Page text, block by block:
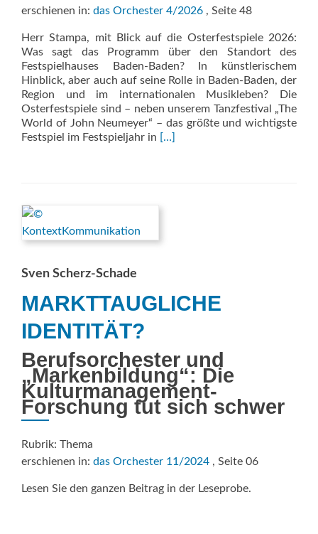
erschienen in: das Orchester 4/2026 , Seite 48
Herr Stampa, mit Blick auf die Osterfestspiele 2026:
Was sagt das Programm über den Standort des
Festspielhauses Baden-Baden? In künstlerischem
Hinblick, aber auch auf seine Rolle in Baden-Baden, der
Region und im internationalen Musikleben? Die
Osterfestspiele sind – neben unserem Tanzfestival „The
World of John Neumeyer“ – das größte und wichtigste
Festspiel im Festspieljahr in Read
LOKAL
[…]
Sven Scherz-Schade
MARKTTAUGLICHE
IDENTITÄT?
Berufsorchester und
„Markenbildung“: Die
Kulturmanagement-
Forschung tut sich schwer
Rubrik: Thema
erschienen in: das Orchester 11/2024 , Seite 06
Lesen Sie den ganzen Beitrag in der Leseprobe.